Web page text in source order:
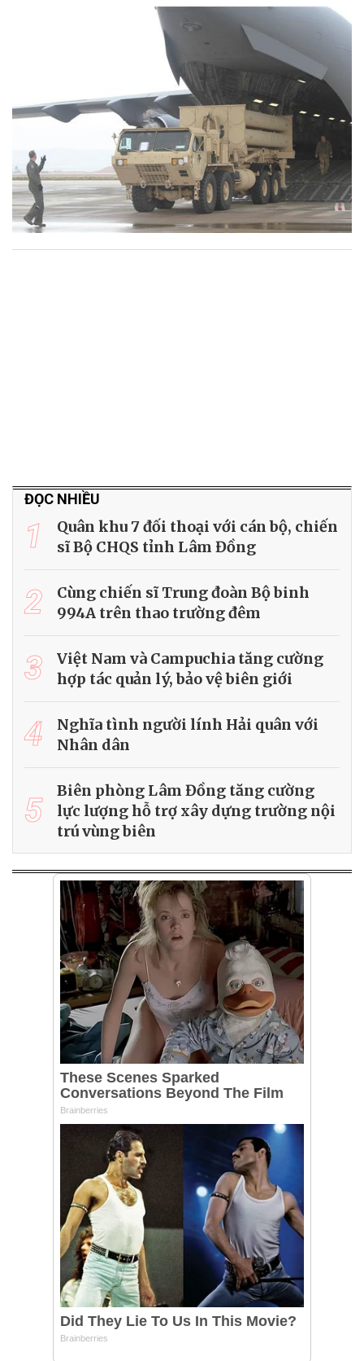
ĐỌC NHIỀU
1
Quân khu 7 đối thoại với cán bộ, chiến
sĩ Bộ CHQS tỉnh Lâm Đồng
2
Cùng chiến sĩ Trung đoàn Bộ binh
994A trên thao trường đêm
3
Việt Nam và Campuchia tăng cường
hợp tác quản lý, bảo vệ biên giới
4
Nghĩa tình người lính Hải quân với
Nhân dân
5
Biên phòng Lâm Đồng tăng cường
lực lượng hỗ trợ xây dựng trường nội
trú vùng biên